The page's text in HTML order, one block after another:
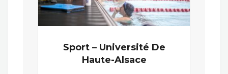
Sport – Université De
Haute-Alsace